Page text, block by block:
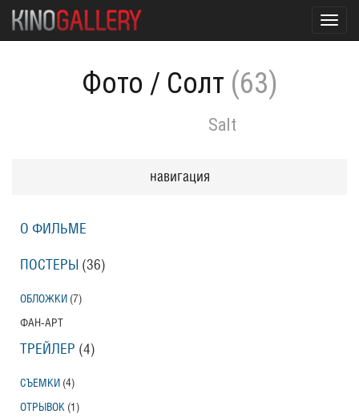
Фото / Солт (63)
Salt
навигация
О ФИЛЬМЕ
ПОСТЕРЫ (36)
ОБЛОЖКИ (7)
ФАН-АРТ
ТРЕЙЛЕР (4)
СЪЕМКИ (4)
ОТРЫВОК (1)